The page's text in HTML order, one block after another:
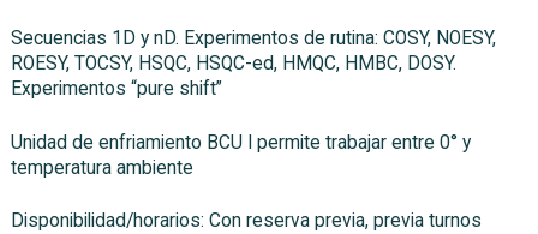
Secuencias 1D y nD. Experimentos de rutina: COSY, NOESY,
ROESY, TOCSY, HSQC, HSQC-ed, HMQC, HMBC, DOSY.
Experimentos “pure shift”
Unidad de enfriamiento BCU I permite trabajar entre 0° y
temperatura ambiente
Disponibilidad/horarios: Con reserva previa, previa turnos